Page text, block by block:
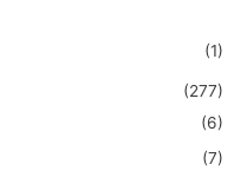
(1)
(277)
(6)
(7)